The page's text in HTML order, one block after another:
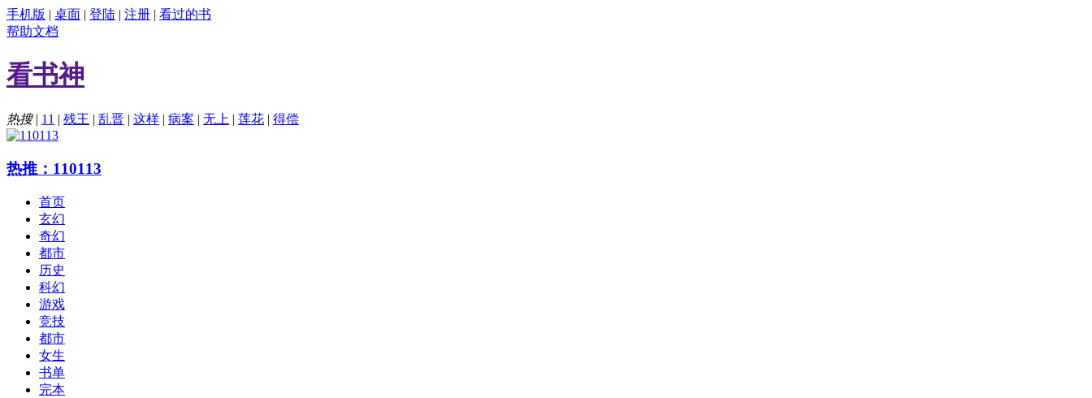
手机版 | 桌面 | 登陆 | 注册 | 看过的书
帮助文档
看书神
热搜| 11 | 残王 | 乱晋 | 这样 | 病案 | 无上 | 莲花 | 得偿
热推：110113
首页
玄幻
奇幻
都市
历史
科幻
游戏
竞技
都市
女生
书单
完本